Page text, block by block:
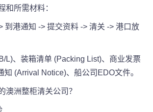
和所需材料：
到港通知 -> 提交资料 -> 清关 -> 港口放
L)、装箱清单 (Packing List)、商业发票
知 (Arrival Notice)、船公司EDO文件。
澳洲整柜清关公司？